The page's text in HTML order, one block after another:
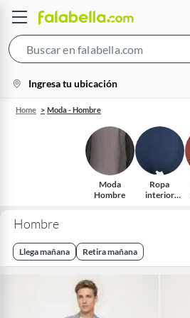
Bar
location-
icon
Ingresa tu ubicación
Home Moda - Hombre
Moda
Hombre
Ropa
interior
Hombre
Llega mañana Retira mañana